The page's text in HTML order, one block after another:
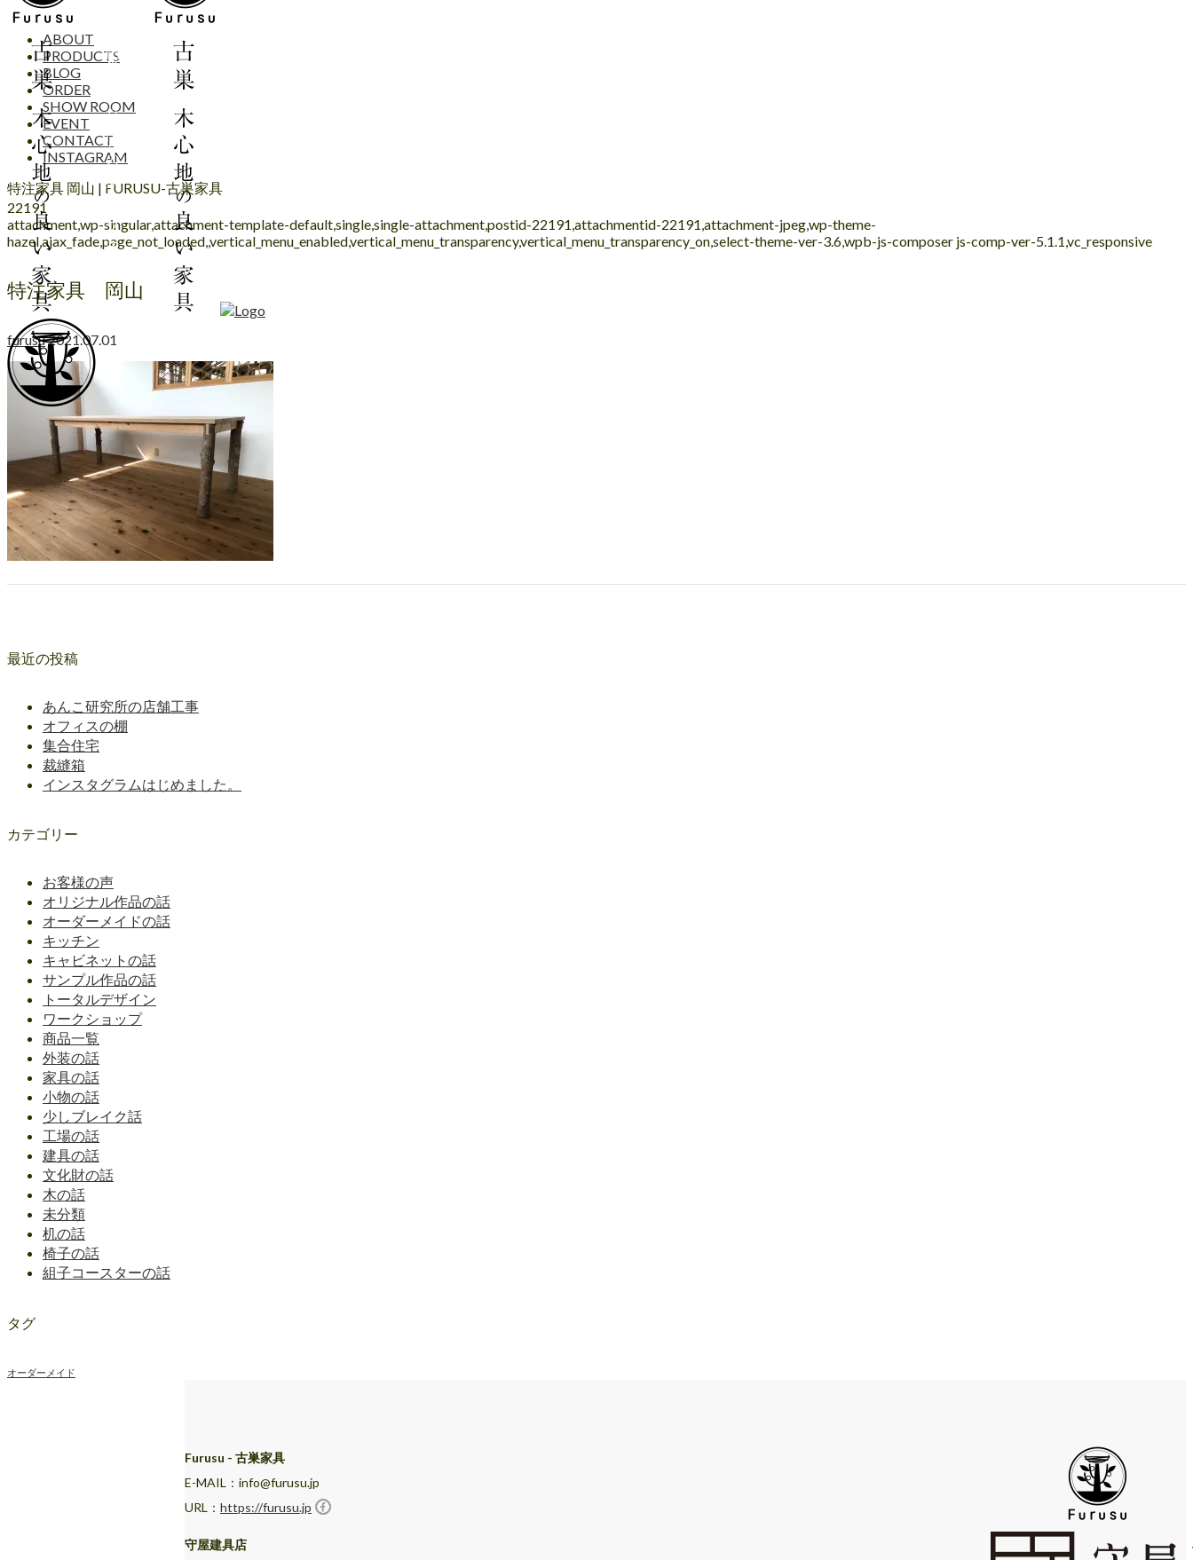
ABOUT
PRODUCTS
BLOG
ORDER
SHOW ROOM
EVENT
CONTACT
INSTAGRAM
特注家具 岡山 | FURUSU-古巣家具
22191
attachment,wp-singular,attachment-template-default,single,single-attachment,postid-22191,attachmentid-22191,attachment-jpeg,wp-theme-
hazel,ajax_fade,page_not_loaded,,vertical_menu_enabled,vertical_menu_transparency,vertical_menu_transparency_on,select-theme-ver-3.6,wpb-js-composer js-comp-ver-5.1.1,vc_responsive
特注家具 岡山
furusu2021.07.01
最近の投稿
あんこ研究所の店舗工事
オフィスの棚
集合住宅
裁縫箱
インスタグラムはじめました。
カテゴリー
お客様の声
オリジナル作品の話
オーダーメイドの話
キッチン
キャビネットの話
サンプル作品の話
トータルデザイン
ワークショップ
商品一覧
外装の話
家具の話
小物の話
少しブレイク話
工場の話
建具の話
文化財の話
木の話
未分類
机の話
椅子の話
組子コースターの話
タグ
オーダーメイド
Furusu - 古巣家具
E-MAIL：info@furusu.jp
URL： https://furusu.jp
守屋建具店